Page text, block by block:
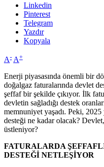
Linkedin
Pinterest
Telegram
Yazdır
Kopyala
A- A+
Enerji piyasasında önemli bir
doğalgaz faturalarında devlet
şeffaf bir şekilde çıkıyor. İlk
devletin sağladığı destek
memnuniyet yaşadı. Peki, 2025
desteği ne kadar olacak?
üstleniyor?
FATURALARDA
DESTEĞİ NETLEŞİYOR